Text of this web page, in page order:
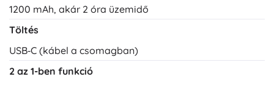
1200 mAh, akár 2 óra üzemidő
Töltés
USB‑C (kábel a csomagban)
2 az 1-ben funkció